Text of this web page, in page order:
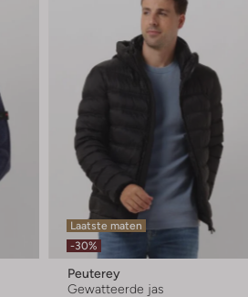
Laatste maten
-30%
Peuterey
Gewatteerde jas